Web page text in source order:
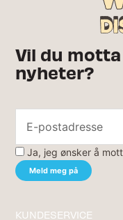
Vil du
nyheter?
Ja, jeg ønsker å
KUNDESERVICE